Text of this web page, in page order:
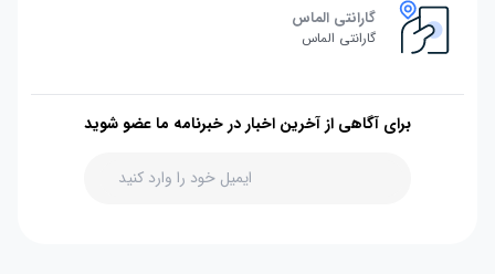
گارانتی الماس
گارانتی الماس
برای آگاهی از آخرین اخبار در خبرنامه ما عضو شوید